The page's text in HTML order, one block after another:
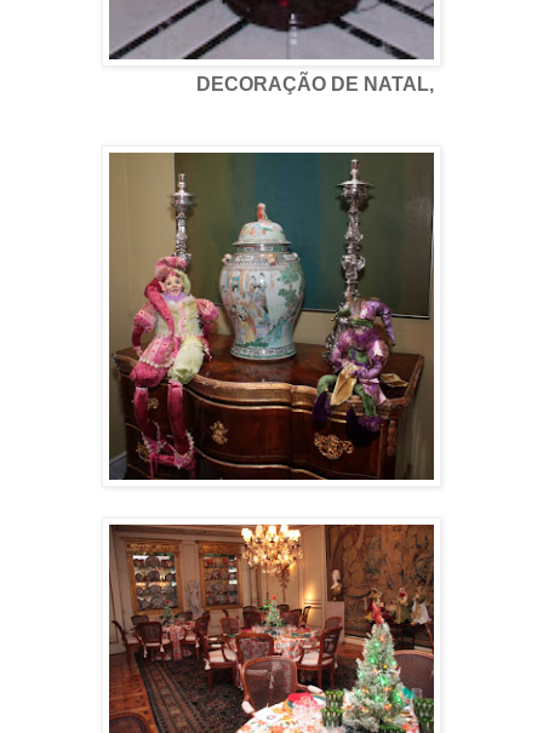
DECORAÇÃO DE NATAL,